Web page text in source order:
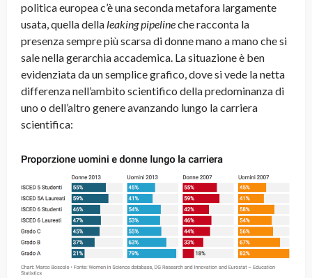
politica europea c’è una seconda metafora largamente
usata, quella della leaking pipelineche racconta la
presenza sempre più scarsa di donne mano a mano che si
sale nella gerarchia accademica. La situazione è ben
evidenziata da un semplice grafico, dove si vede la netta
differenza nell’ambito scientifico della predominanza di
uno o dell’altro genere avanzando lungo la carriera
scientifica: